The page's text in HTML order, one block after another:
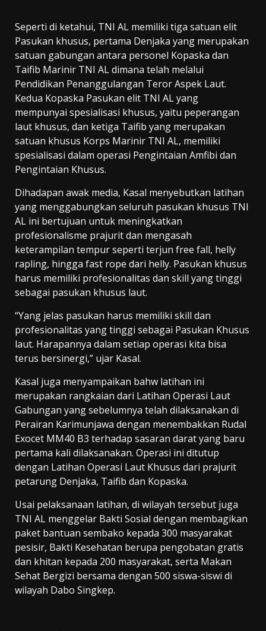
Seperti di ketahui, TNI AL memiliki tiga satuan elit
Pasukan khusus, pertama Denjaka yang merupakan
satuan gabungan antara personel Kopaska dan
Taifib Marinir TNI AL dimana telah melalui
Pendidikan Penanggulangan Teror Aspek Laut.
Kedua Kopaska Pasukan elit TNI AL yang
mempunyai spesialisasi khusus, yaitu peperangan
laut khusus, dan ketiga Taifib yang merupakan
satuan khusus Korps Marinir TNI AL, memiliki
spesialisasi dalam operasi Pengintaian Amfibi dan
Pengintaian Khusus.
Dihadapan awak media, Kasal menyebutkan latihan
yang menggabungkan seluruh pasukan khusus TNI
AL ini bertujuan untuk meningkatkan
profesionalisme prajurit dan mengasah
keterampilan tempur seperti terjun free fall, helly
rapling, hingga fast rope dari helly. Pasukan khusus
harus memiliki profesionalitas dan skill yang tinggi
sebagai pasukan khusus laut.
“Yang jelas pasukan harus memiliki skill dan
profesionalitas yang tinggi sebagai Pasukan Khusus
laut. Harapannya dalam setiap operasi kita bisa
terus bersinergi,” ujar Kasal.
Kasal juga menyampaikan bahw latihan ini
merupakan rangkaian dari Latihan Operasi Laut
Gabungan yang sebelumnya telah dilaksanakan di
Perairan Karimunjawa dengan menembakkan Rudal
Exocet MM40 B3 terhadap sasaran darat yang baru
pertama kali dilaksanakan. Operasi ini ditutup
dengan Latihan Operasi Laut Khusus dari prajurit
petarung Denjaka, Taifib dan Kopaska.
Usai pelaksanaan latihan, di wilayah tersebut juga
TNI AL menggelar Bakti Sosial dengan membagikan
paket bantuan sembako kepada 300 masyarakat
pesisir, Bakti Kesehatan berupa pengobatan gratis
dan khitan kepada 200 masyarakat, serta Makan
Sehat Bergizi bersama dengan 500 siswa-siswi di
wilayah Dabo Singkep.